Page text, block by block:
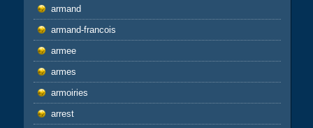
armand
armand-francois
armee
armes
armoiries
arrest